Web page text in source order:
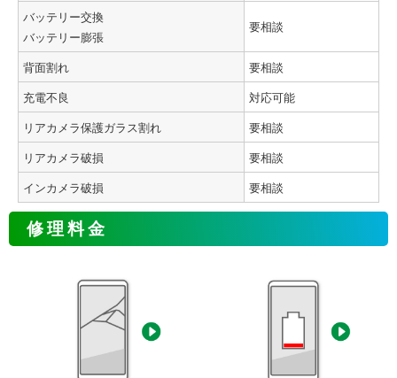
バッテリー交換
バッテリー膨張
要相談
背面割れ 要相談
充電不良 対応可能
リアカメラ保護ガラス割れ 要相談
リアカメラ破損 要相談
インカメラ破損 要相談
修理料金